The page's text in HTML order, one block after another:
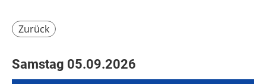
Zurück
Samstag 05.09.2026